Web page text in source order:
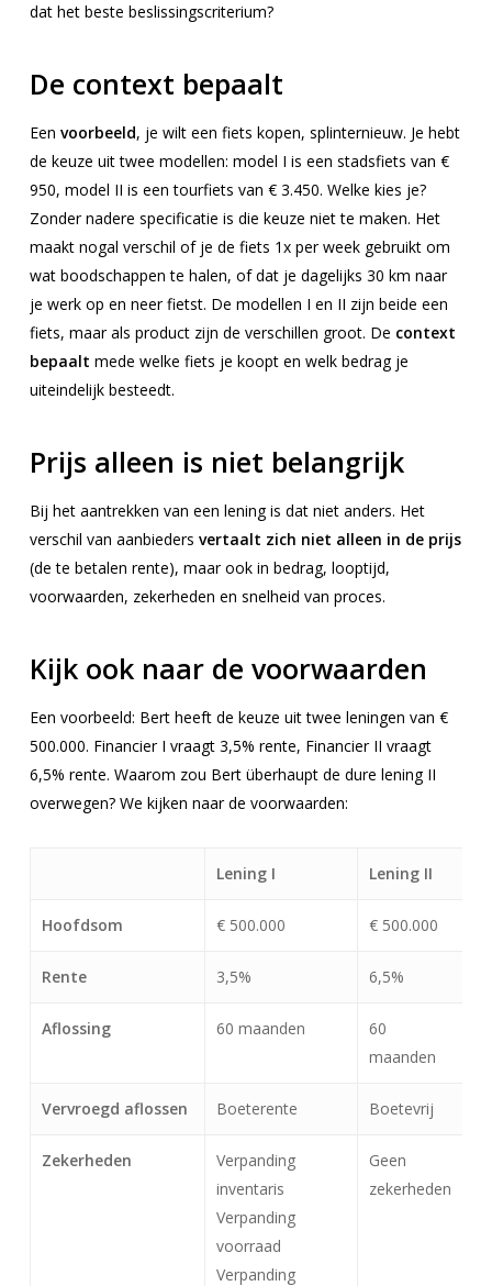
dat het beste beslissingscriterium?
De context bepaalt
Een voorbeeld, je wilt een fiets kopen, splinternieuw. Je hebt
de keuze uit twee modellen: model I is een stadsfiets van €
950, model II is een tourfiets van € 3.450. Welke kies je?
Zonder nadere specificatie is die keuze niet te maken. Het
maakt nogal verschil of je de fiets 1x per week gebruikt om
wat boodschappen te halen, of dat je dagelijks 30 km naar
je werk op en neer fietst. De modellen I en II zijn beide een
fiets, maar als product zijn de verschillen groot. De context
bepaalt mede welke fiets je koopt en welk bedrag je
uiteindelijk besteedt.
Prijs alleen is niet belangrijk
Bij het aantrekken van een lening is dat niet anders. Het
verschil van aanbieders vertaalt zich niet alleen in de prijs
(de te betalen rente), maar ook in bedrag, looptijd,
voorwaarden, zekerheden en snelheid van proces.
Kijk ook naar de voorwaarden
Een voorbeeld: Bert heeft de keuze uit twee leningen van €
500.000. Financier I vraagt 3,5% rente, Financier II vraagt
6,5% rente. Waarom zou Bert überhaupt de dure lening II
overwegen? We kijken naar de voorwaarden:
Lening I Lening II
Hoofdsom € 500.000 € 500.000
Rente 3,5% 6,5%
Aflossing 60 maanden
60
maanden
Vervroegd aflossen Boeterente Boetevrij
Zekerheden
Verpanding
inventaris
Verpanding
voorraad
Verpanding
Geen
zekerheden